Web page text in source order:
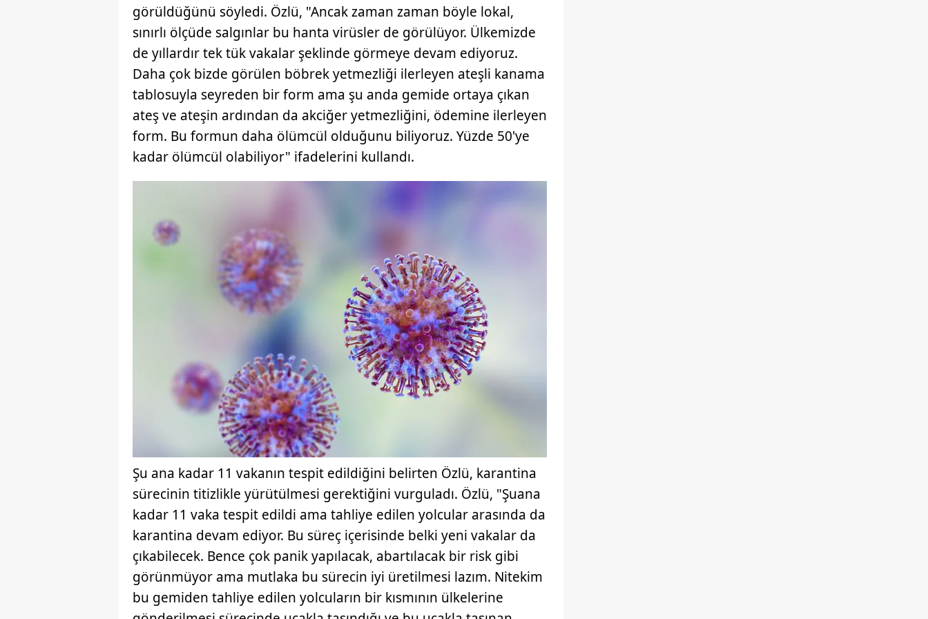
mevzuata uygun olarak kullanılan çerezlerle ilgili bilgi almak için lütfentıklayınız
görüldüğünü söyledi. Özlü, "Ancak zaman zaman böyle lokal,
sınırlı ölçüde salgınlar bu hanta virüsler de görülüyor. Ülkemizde
de yıllardır tek tük vakalar şeklinde görmeye devam ediyoruz.
Daha çok bizde görülen böbrek yetmezliği ilerleyen ateşli kanama
tablosuyla seyreden bir form ama şu anda gemide ortaya çıkan
ateş ve ateşin ardından da akciğer yetmezliğini, ödemine ilerleyen
form. Bu formun daha ölümcül olduğunu biliyoruz. Yüzde 50'ye
kadar ölümcül olabiliyor" ifadelerini kullandı.
Şu ana kadar 11 vakanın tespit edildiğini belirten Özlü, karantina
sürecinin titizlikle yürütülmesi gerektiğini vurguladı. Özlü, "Şuana
kadar 11 vaka tespit edildi ama tahliye edilen yolcular arasında da
karantina devam ediyor. Bu süreç içerisinde belki yeni vakalar da
çıkabilecek. Bence çok panik yapılacak, abartılacak bir risk gibi
görünmüyor ama mutlaka bu sürecin iyi üretilmesi lazım. Nitekim
bu gemiden tahliye edilen yolcuların bir kısmının ülkelerine